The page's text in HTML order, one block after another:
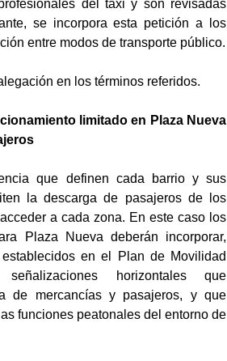
del taxi y son revisadas
se incorpora esta petición a los
entre modos de transporte público.
en los términos referidos.
limitado en Plaza Nueva
que definen cada barrio y sus
la descarga de pasajeros de los
a cada zona. En este caso los
Plaza Nueva deberán incorporar,
en el Plan de Movilidad
horizontales que
de mercancías y pasajeros, y que
funciones peatonales del entorno de